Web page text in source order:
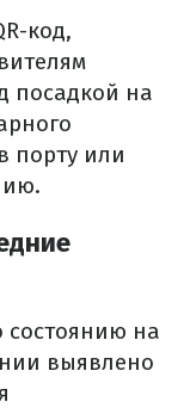
код,
посадкой на
порту или
состоянию на
выявлено